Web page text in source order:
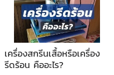
เครื่องสกรีนเสื้อหรือเครื่อง
รีดร้อน คืออะไร?